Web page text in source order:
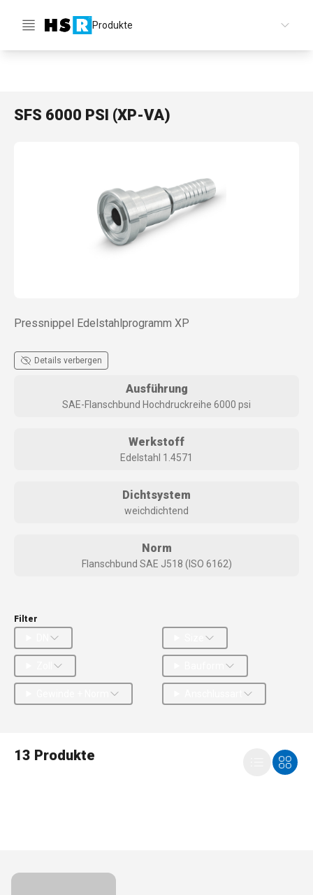
Produkte
SFS 6000 PSI (XP-VA)
Pressnippel Edelstahlprogramm XP
Details verbergen
Ausführung
SAE-Flanschbund Hochdruckreihe 6000 psi
Werkstoff
Edelstahl 1.4571
Dichtsystem
weichdichtend
Norm
Flanschbund SAE J518 (ISO 6162)
Filter
13 Produkte